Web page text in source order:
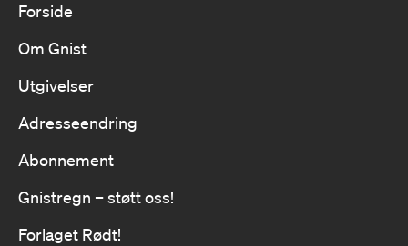
Forside
Om Gnist
Utgivelser
Adresseendring
Abonnement
Gnistregn – støtt oss!
Forlaget Rødt!